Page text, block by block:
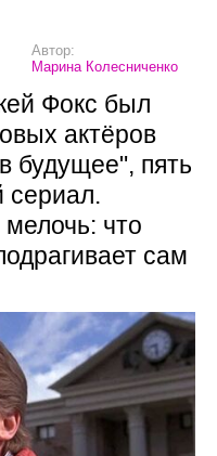
Автор:
Марина Колесниченко
Фокс был
актёров
будущее", пять
сериал.
что
сам